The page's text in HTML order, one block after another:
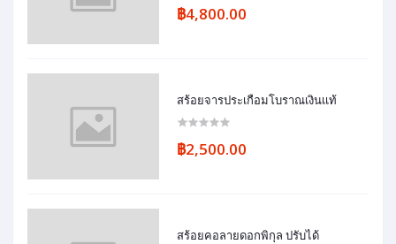
฿4,800.00
สร้อยจารประเกือมโบราณเงินเเท้
฿2,500.00
สร้อยคอลายดอกพิกุล ปรับได้